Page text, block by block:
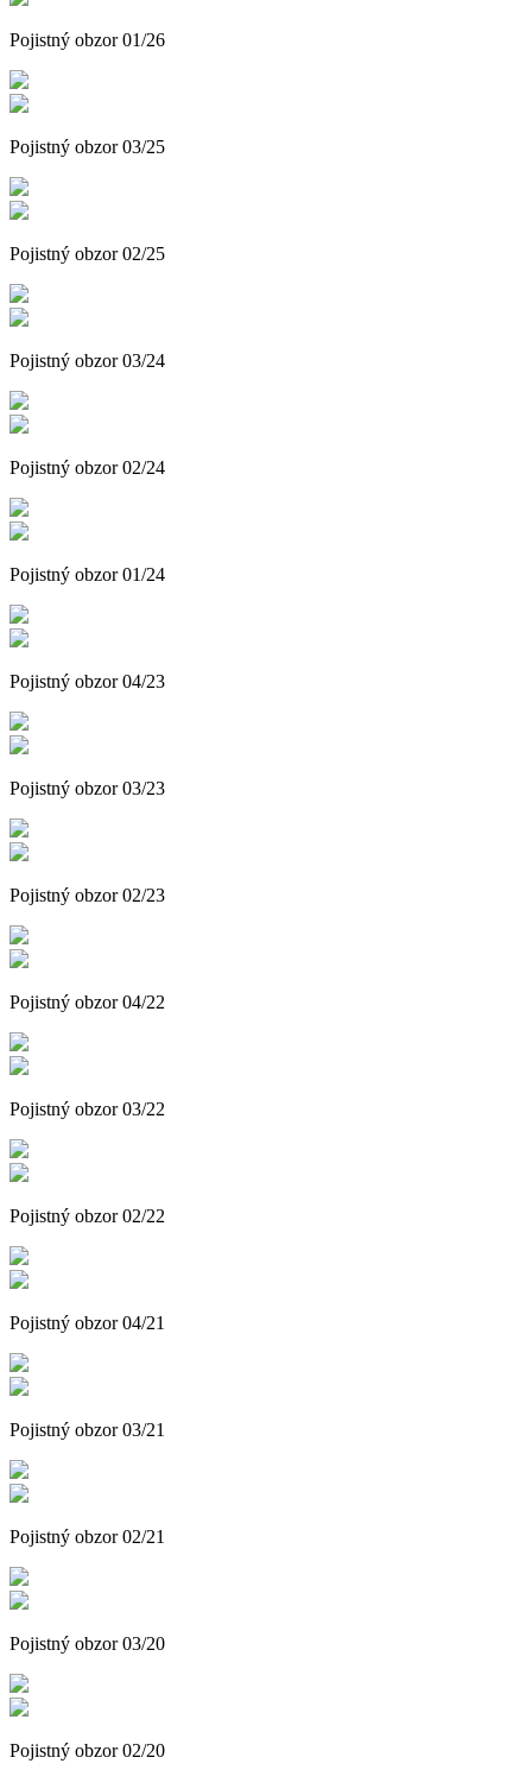
Pojistný obzor 01/26
Pojistný obzor 03/25
Pojistný obzor 02/25
Pojistný obzor 03/24
Pojistný obzor 02/24
Pojistný obzor 01/24
Pojistný obzor 04/23
Pojistný obzor 03/23
Pojistný obzor 02/23
Pojistný obzor 04/22
Pojistný obzor 03/22
Pojistný obzor 02/22
Pojistný obzor 04/21
Pojistný obzor 03/21
Pojistný obzor 02/21
Pojistný obzor 03/20
Pojistný obzor 02/20